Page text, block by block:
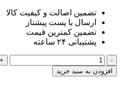
تضمین اصالت و کیفیت کالا
ارسال با پست پیشتاز
تضمین کمترین قیمت
پشتیبانی ۲۴ ساعته
دوره
پیشرفته
نگارش
افزودن به سبد خرید